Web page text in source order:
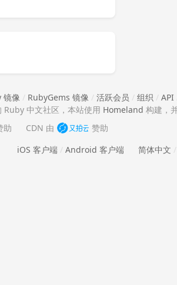
镜像 / RubyGems 镜像 / 活跃会员 / 组织 / API
Ruby 中文社区，本站使用 Homeland 构建，
助 CDN 由
赞助
iOS 客户端 / Android 客户端 简体中文 /